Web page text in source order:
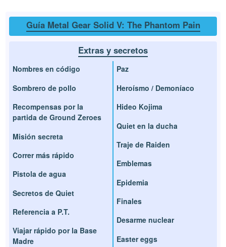
Guía Metal Gear Solid V: The Phantom Pain
Extras y secretos
Nombres en código
Sombrero de pollo
Recompensas por la
partida de Ground Zeroes
Misión secreta
Correr más rápido
Pistola de agua
Secretos de Quiet
Referencia a P.T.
Viajar rápido por la Base
Madre
Paz
Heroísmo / Demoníaco
Hideo Kojima
Quiet en la ducha
Traje de Raiden
Emblemas
Epidemia
Finales
Desarme nuclear
Easter eggs